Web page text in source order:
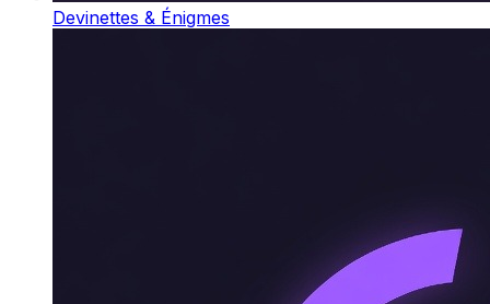
Devinettes & Énigmes